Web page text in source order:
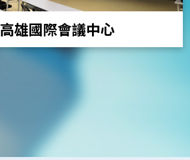
高雄國際會議中心